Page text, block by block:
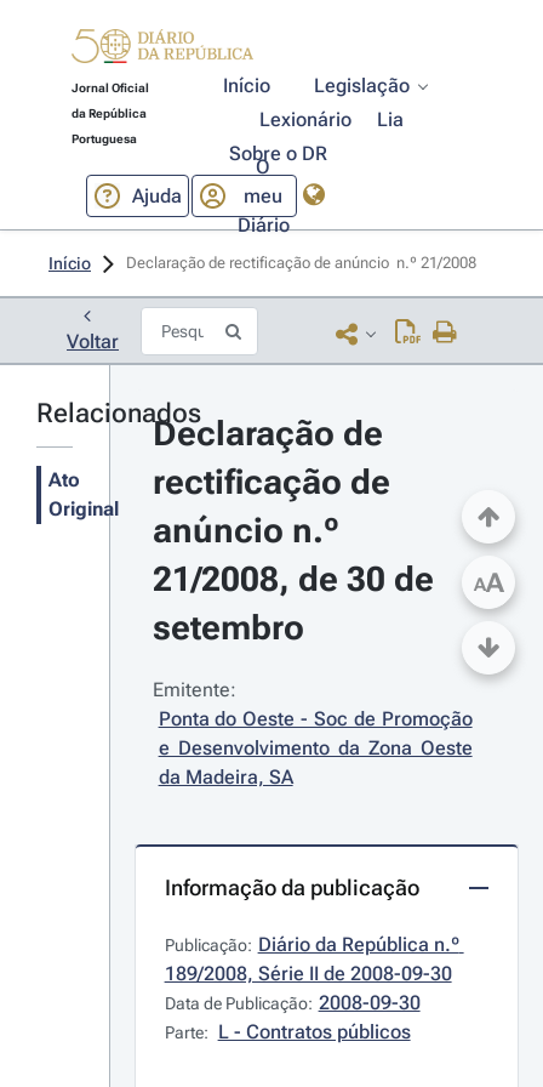
Jornal Oficial
da República
Portuguesa
Início
Legislação
Lexionário
Lia
Sobre o DR
Ajuda
O
meu
Diário
Início Declaração de rectificação de anúncio  n.º 21/2008
Voltar
Relacionados
Ato
Original
Declaração de
rectificação de
anúncio n.º
21/2008, de 30 de
setembro
Emitente:
Ponta do Oeste - Soc de Promoção
e Desenvolvimento da Zona Oeste
da Madeira, SA
Informação da publicação
Publicação: Diário da República n.º
189/2008, Série II de 2008-09-30
Data de Publicação: 2008-09-30
Parte: L - Contratos públicos
AA